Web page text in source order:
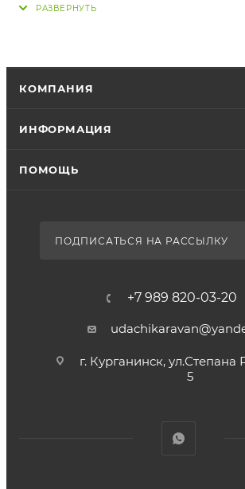
механизм работы, который
КОМПАНИЯ
ИНФОРМАЦИЯ
ПОМОЩЬ
ПОДПИСАТЬСЯ НА РАССЫЛКУ
+7 989 820-03-20
г. Курганинск, ул.Степана
5